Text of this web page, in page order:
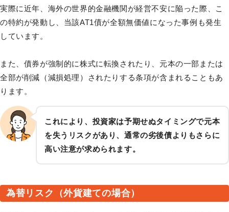
実際に近年、海外の世界的金融機関が経営不安に陥った際、こ
の特約が発動し、当該AT1債が全額無価値になった事例も発生
しています。
また、債券が強制的に株式に転換されたり、元本の一部または
全部が削減（減損処理）されたりする条項が含まれることもあ
ります。
これにより、投資家は予期せぬタイミングで元本
を失うリスクがあり、通常の劣後債よりもさらに
高い注意が求められます。
為替リスク（外貨建ての場合）